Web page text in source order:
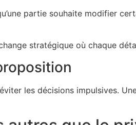
partie souhaite modifier
stratégique où chaque
les décisions impulsives.